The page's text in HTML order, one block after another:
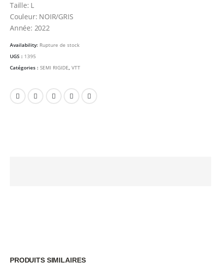
Taille: L
Couleur: NOIR/GRIS
Année: 2022
Availability: Rupture de stock
UGS : 1395
Catégories : SEMI RIGIDE, VTT
PRODUITS SIMILAIRES